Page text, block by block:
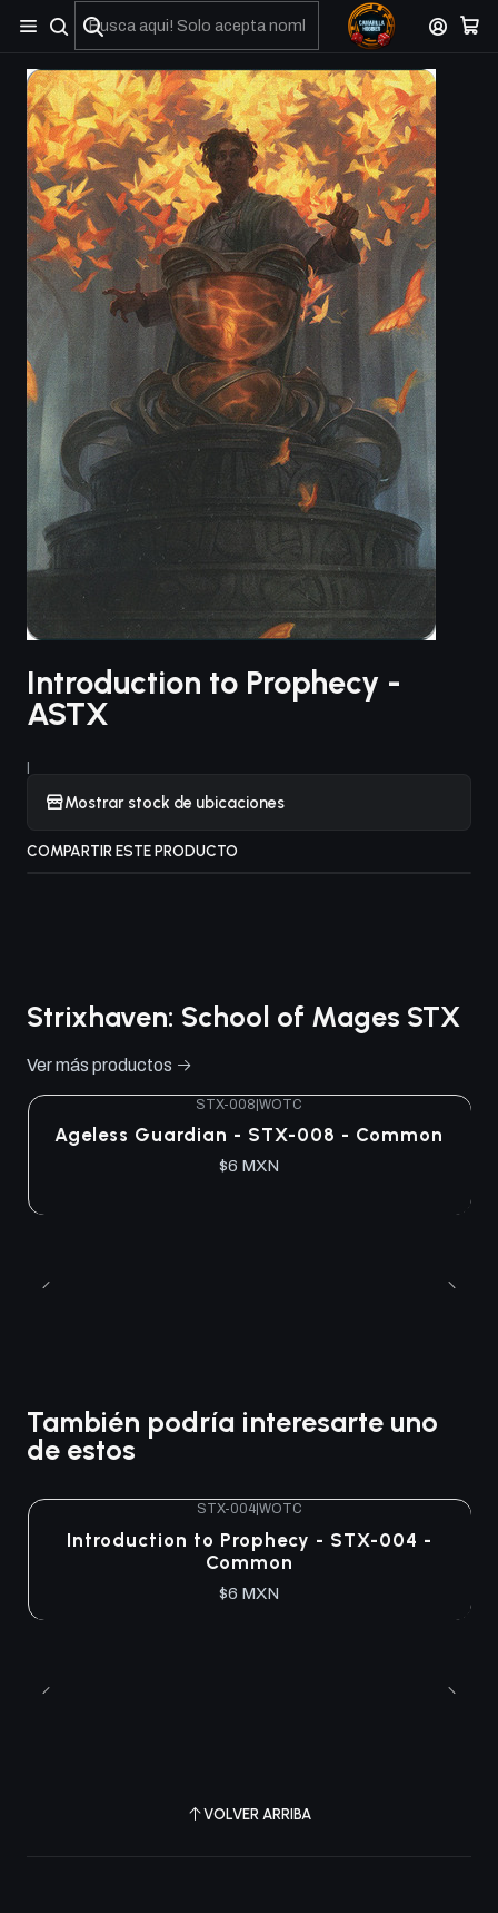
No olviden reportar sus depositos y transferencias por Whatsapp
Introduction to Prophecy -
ASTX
|
Mostrar stock de ubicaciones
COMPARTIR ESTE PRODUCTO
Strixhaven: School of Mages STX
Ver más productos
STX-008 WOTC
Ageless Guardian - STX-008 - Common
$6 MXN
También podría interesarte uno
de estos
STX-004| WOTC
Introduction to Prophecy - STX-004 -
Common
$6 MXN
VOLVER ARRIBA